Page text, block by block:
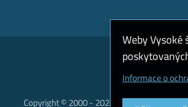
Copyright © 2000 - 2026 Vysoká škola
Weby Vysoké
Informace o